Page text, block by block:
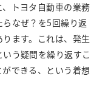
トヨタ自動車の業務
なぜ？を5回繰り返
ます。これは、発生
う疑問を繰り返すこ
できる、という着想